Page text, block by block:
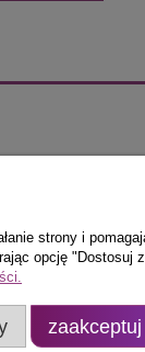
Klamki-
strony i
opcję "Dostosuj